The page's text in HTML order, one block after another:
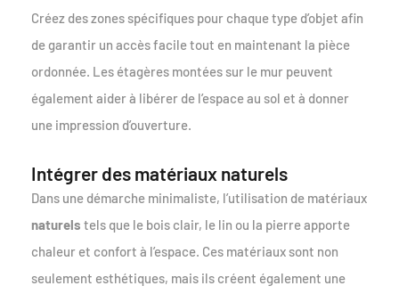
Créez des zones spécifiques pour chaque type d’objet afin
de garantir un accès facile tout en maintenant la pièce
ordonnée. Les étagères montées sur le mur peuvent
également aider à libérer de l’espace au sol et à donner
une impression d’ouverture.
Intégrer des matériaux naturels
Dans une démarche minimaliste, l’utilisation de matériaux
naturels tels que le bois clair, le lin ou la pierre apporte
chaleur et confort à l’espace. Ces matériaux sont non
seulement esthétiques, mais ils créent également une